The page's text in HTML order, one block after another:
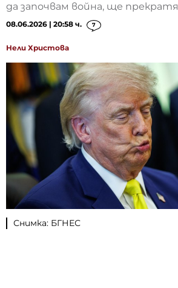
да започвам война, ще
08.06.2026 | 20:58 ч. 7
Нели Христова
Снимка: БГНЕС